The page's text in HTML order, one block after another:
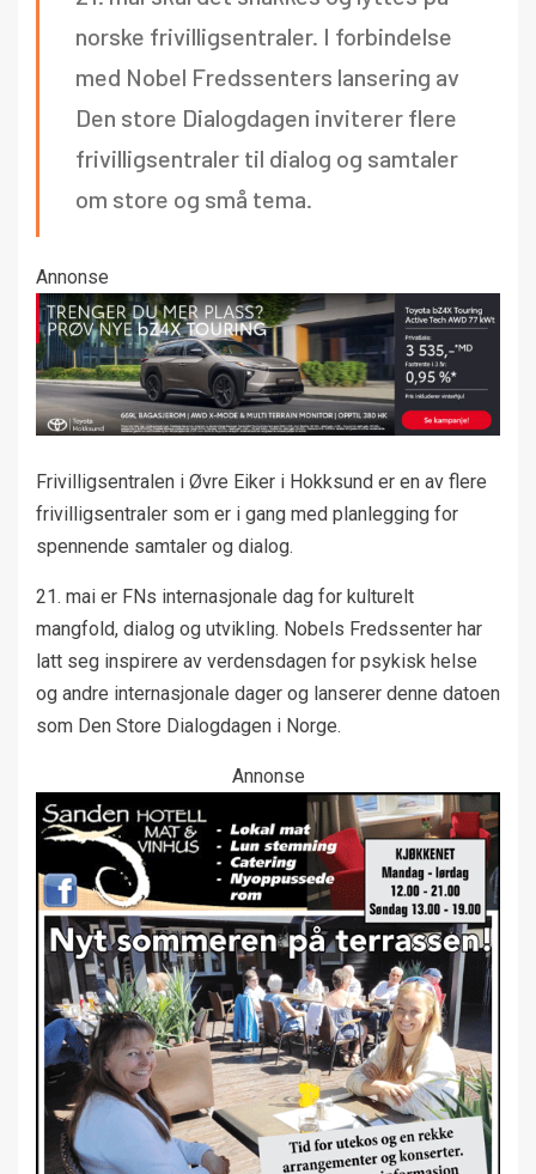
norske frivilligsentraler. I forbindelse
med Nobel Fredssenters lansering av
Den store Dialogdagen inviterer flere
frivilligsentraler til dialog og samtaler
om store og små tema.
Annonse
Frivilligsentralen i Øvre Eiker i Hokksund er en av flere
frivilligsentraler som er i gang med planlegging for
spennende samtaler og dialog.
21. mai er FNs internasjonale dag for kulturelt
mangfold, dialog og utvikling. Nobels Fredssenter har
latt seg inspirere av verdensdagen for psykisk helse
og andre internasjonale dager og lanserer denne datoen
som Den Store Dialogdagen i Norge.
Annonse